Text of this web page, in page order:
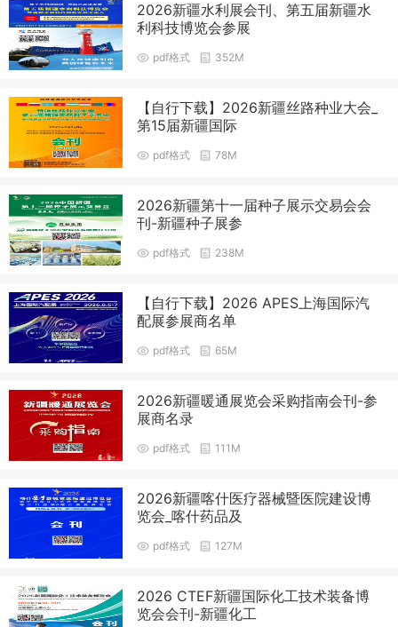
2026新疆水利展会刊、第五届新疆水
利科技博览会参展
pdf格式 352M
【自行下载】2026新疆丝路种业大会_
第15届新疆国际
pdf格式 78M
2026新疆第十一届种子展示交易会会
刊-新疆种子展参
pdf格式 238M
【自行下载】2026 APES上海国际汽
配展参展商名单
pdf格式 65M
2026新疆暖通展览会采购指南会刊-参
展商名录
pdf格式 111M
2026新疆喀什医疗器械暨医院建设博
览会_喀什药品及
pdf格式 127M
2026 CTEF新疆国际化工技术装备博
览会会刊-新疆化工